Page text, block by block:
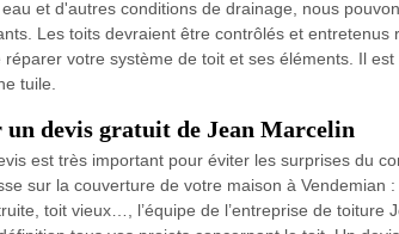
et d'autres conditions de drainage, nous
Les toits devraient être contrôlés et
réparer votre système de toit et ses éléments. Il
tuile.
devis gratuit de Jean Marcelin
est très important pour éviter les surprises du
sur la couverture de votre maison à Vendemian
toit vieux…, l’équipe de l’entreprise de toiture